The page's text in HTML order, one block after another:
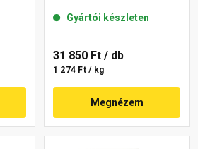
Gyártói készleten
31 850 Ft / db
1 274 Ft / kg
Megnézem